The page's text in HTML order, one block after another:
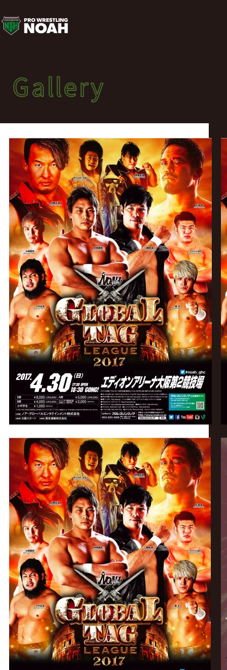
ポ
ス
ー
ギ
ャ
ラ
リ
ー
プ
ロ
レ
ス
リ
ン
グ・
ノ
ア
公
式
サ
イ
ト
Gallery
ポスターギャラリー
Gallery